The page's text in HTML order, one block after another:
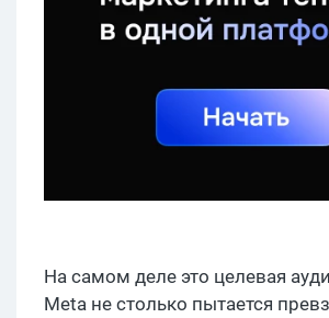
На самом деле это целевая
Meta не столько пытается